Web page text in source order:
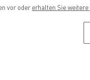
vor oder erhalten Sie